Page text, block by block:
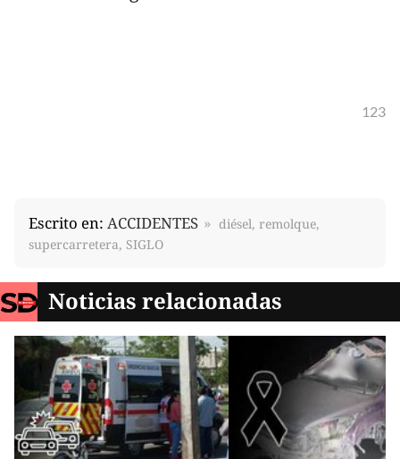
123
Escrito en: ACCIDENTES
diésel, remolque,
supercarretera, SIGLO
Noticias relacionadas